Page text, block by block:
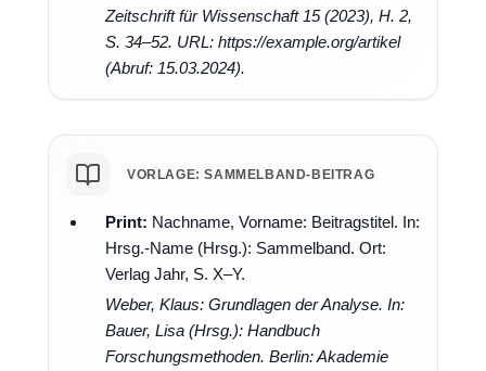
Zeitschrift für Wissenschaft15 (2023), H. 2,
S. 34–52. URL: https://example.org/artikel
(Abruf: 15.03.2024).
VORLAGE: SAMMELBAND-BEITRAG
Print: Nachname, Vorname: Beitragstitel. In:
Hrsg.-Name (Hrsg.): Sammelband. Ort:
Verlag Jahr, S. X–Y.
Weber, Klaus: Grundlagen der Analyse. In:
Bauer, Lisa (Hrsg.): Handbuch
Forschungsmethoden. Berlin: Akademie